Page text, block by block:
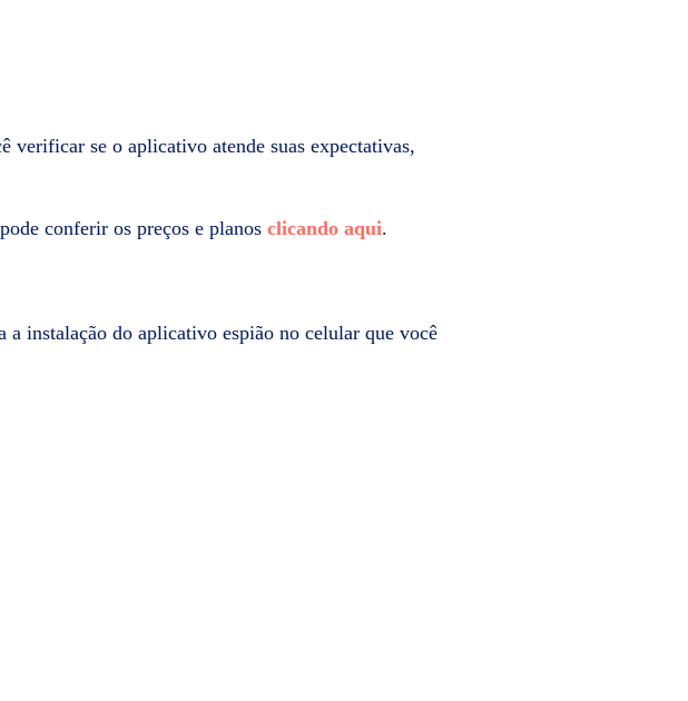
verificar se o aplicativo atende suas expectativas,
conferir os preços e planos clicando aqui.
a instalação do aplicativo espião no celular que você